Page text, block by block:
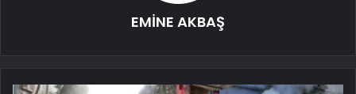
EMİNE AKBAŞ